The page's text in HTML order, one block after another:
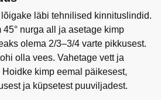
läbi tehnilised kinnituslindid.
45° nurga all ja asetage kimp
olema 2/3–3/4 varte pikkusest.
olla vees. Vahetage vett ja
Hoidke kimp eemal päikesest,
ja küpsetest puuviljadest.